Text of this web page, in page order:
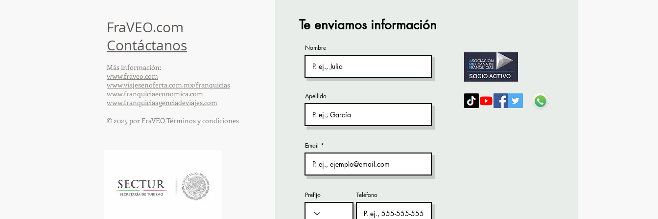
FraVEO.com
Contáctanos
Más información:
www.fraveo.com
www.viajesenoferta.com.mx/franquicias
www.franquiciaeconomica.com
www.franquiciaagenciadeviajes.com
© 2025 por FraVEO Términos y condiciones
Te enviamos información
Nombre
Apellido
Email
Prefijo Teléfono